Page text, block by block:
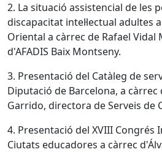
2. La situació assistencial de les
discapacitat intel·lectual adultes
Oriental a càrrec de Rafael Vidal
d'AFADIS Baix Montseny.
3. Presentació del Catàleg de
Diputació de Barcelona, a càrrec
Garrido, directora de Serveis de
4. Presentació del XVIII Congrés
Ciutats educadores a càrrec